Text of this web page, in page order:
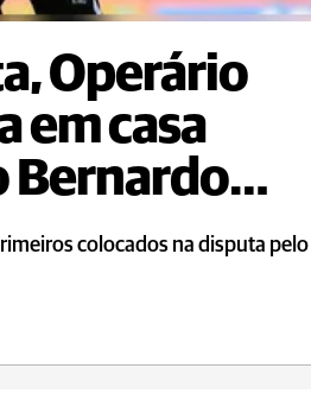
Operário
em casa
Bernardo
colocados na disputa pelo